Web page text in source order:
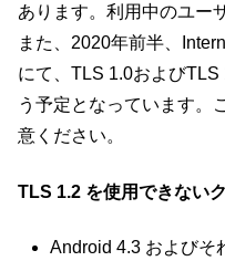
あります。利用中のユー
また、2020年前半、
にて、TLS 1.0および
う予定となっています。
意ください。
TLS 1.2 を使用できない
Android 4.3 およびそ